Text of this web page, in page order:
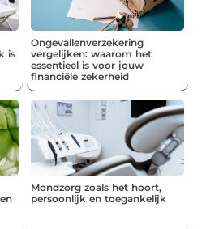
is
Ongevallenverzekering
vergelijken: waarom het
essentieel is voor jouw
financiële zekerheid
Mondzorg zoals het hoort,
persoonlijk en toegankelijk